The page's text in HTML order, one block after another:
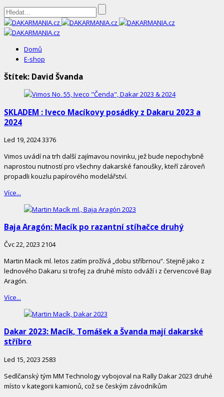
DAKARMANIA.cz
Domů
E-shop
Štítek: David Švanda
SKLADEM : Iveco Macíkovy posádky z Dakaru 2023 a
2024
Led 19, 20243376
Vimos uvádí na trh další zajímavou novinku, jež bude nepochybně
naprostou nutností pro všechny dakarské fanoušky, kteří zároveň
propadli kouzlu papírového modelářství.
Více...
Baja Aragón: Macík po razantní stíhačce druhý
Čvc 22, 2023 2104
Martin Macík ml. letos zatím prožívá „dobu stříbrnou“. Stejně jako z
lednového Dakaru si trofej za druhé místo odváží i z červencové Baji
Aragón.
Více...
Dakar 2023: Macík, Tomášek a Švanda mají dakarské
stříbro
Led 15, 2023 2583
Sedlčanský tým MM Technology vybojoval na Rally Dakar 2023 druhé
místo v kategorii kamionů, což se českým závodníkům